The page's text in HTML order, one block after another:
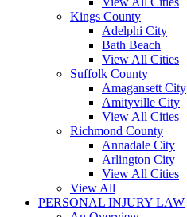
Kings County
Adelphi City
Bath Beach
View All Cities
Suffolk County
Amagansett City
Amityville City
View All Cities
Richmond County
Annadale City
Arlington City
View All Cities
View All
PERSONAL INJURY LAW